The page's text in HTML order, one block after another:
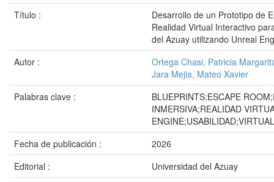
Título :
Desarrollo de un Prototipo de
Realidad Virtual Interactivo
del Azuay utilizando Unreal
Autor :
Ortega Chasi, Patricia
Jara Mejia, Mateo Xavier
Palabras clave :
BLUEPRINTS;ESCAPE
INMERSIVA;REALIDAD
Fecha de publicación :
2026
Editorial :
Universidad del Azuay